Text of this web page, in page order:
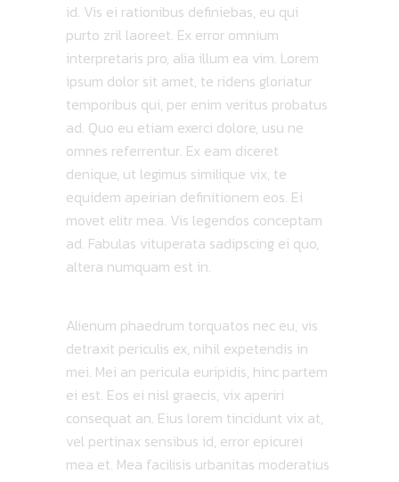
id. Vis ei rationibus definiebas, eu qui
purto zril laoreet. Ex error omnium
interpretaris pro, alia illum ea vim. Lorem
ipsum dolor sit amet, te ridens gloriatur
temporibus qui, per enim veritus probatus
ad. Quo eu etiam exerci dolore, usu ne
omnes referrentur. Ex eam diceret
denique, ut legimus similique vix, te
equidem apeirian definitionem eos. Ei
movet elitr mea. Vis legendos conceptam
ad. Fabulas vituperata sadipscing ei quo,
altera numquam est in.
Alienum phaedrum torquatos nec eu, vis
detraxit periculis ex, nihil expetendis in
mei. Mei an pericula euripidis, hinc partem
ei est. Eos ei nisl graecis, vix aperiri
consequat an. Eius lorem tincidunt vix at,
vel pertinax sensibus id, error epicurei
mea et. Mea facilisis urbanitas moderatius